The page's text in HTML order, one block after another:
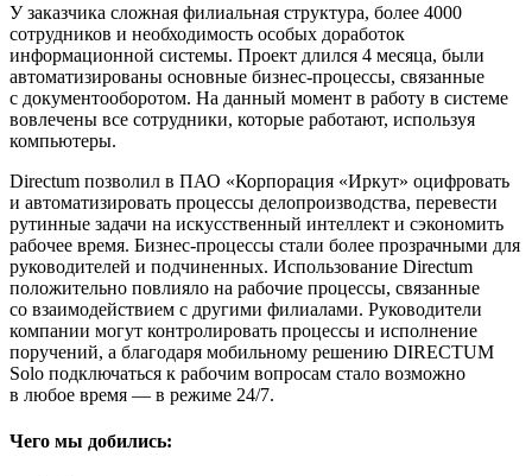
У заказчика сложная филиальная структура, более 4000
сотрудников и необходимость особых доработок
информационной системы. Проект длился 4 месяца, были
автоматизированы основные бизнес-процессы, связанные
с документооборотом. На данный момент в работу в системе
вовлечены все сотрудники, которые работают, используя
компьютеры.
Directum позволил в ПАО «Корпорация «Иркут» оцифровать
и автоматизировать процессы делопроизводства, перевести
рутинные задачи на искусственный интеллект и сэкономить
рабочее время. Бизнес-процессы стали более прозрачными для
руководителей и подчиненных. Использование Directum
положительно повлияло на рабочие процессы, связанные
со взаимодействием с другими филиалами. Руководители
компании могут контролировать процессы и исполнение
поручений, а благодаря мобильному решению DIRECTUM
Solo подключаться к рабочим вопросам стало возможно
в любое время — в режиме 24/7.
Чего мы добились: